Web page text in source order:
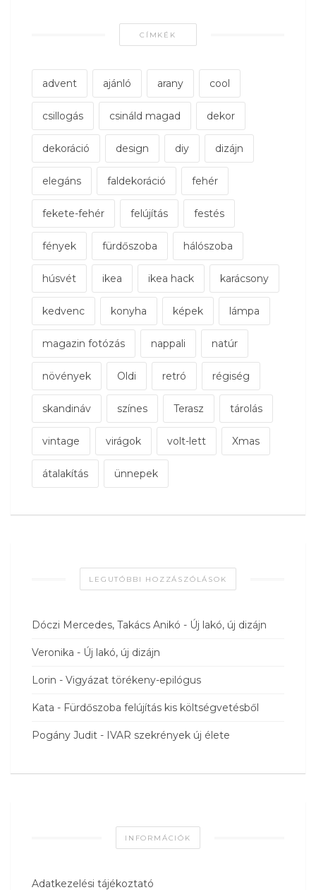
CÍMKÉK
advent ajánló arany cool
csillogás csináld magad dekor
dekoráció design diy dizájn
elegáns faldekoráció fehér
fekete-fehér felújítás festés
fények fürdőszoba hálószoba
húsvét ikea ikea hack karácsony
kedvenc konyha képek lámpa
magazin fotózás nappali natúr
növények Oldi retró régiség
skandináv színes Terasz tárolás
vintage virágok volt-lett Xmas
átalakítás ünnepek
LEGUTÓBBI HOZZÁSZÓLÁSOK
Dóczi Mercedes, Takács Anikó - Új lakó, új dizájn
Veronika - Új lakó, új dizájn
Lorin - Vigyázat törékeny-epilógus
Kata - Fürdőszoba felújítás kis költségvetésből
Pogány Judit - IVAR szekrények új élete
INFORMÁCIÓK
Adatkezelési tájékoztató